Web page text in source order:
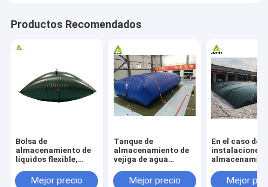
Productos Recomendados
Bolsa de
almacenamiento de
líquidos flexible,
almacenamiento de
Mejor precio
Tanque de
almacenamiento de
vejiga de agua
galones Tanque de
Mejor precio
En el caso de
instalaciones
utilizará un
Mejor